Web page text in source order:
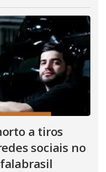
a tiros
sociais no